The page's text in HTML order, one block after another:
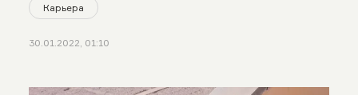
Карьера
30.01.2022, 01:10